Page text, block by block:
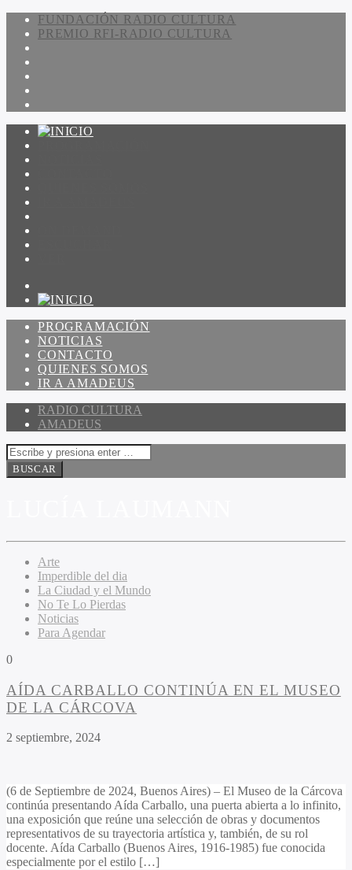
FUNDACIÓN RADIO CULTURA
PREMIO RFI-RADIO CULTURA
PROGRAMACIÓN
NOTICIAS
CONTACTO
QUIENES SOMOS
IR A AMADEUS
RADIO CULTURA
AMADEUS
Arte
Imperdible del dia
La Ciudad y el Mundo
No Te Lo Pierdas
Noticias
Para Agendar
0
AÍDA CARBALLO CONTINÚA EN EL MUSEO
DE LA CÁRCOVA
2 septiembre, 2024
(6 de Septiembre de 2024, Buenos Aires) – El Museo de la Cárcova
continúa presentando Aída Carballo, una puerta abierta a lo infinito,
una exposición que reúne una selección de obras y documentos
representativos de su trayectoria artística y, también, de su rol
docente. Aída Carballo (Buenos Aires, 1916-1985) fue conocida
especialmente por el estilo […]